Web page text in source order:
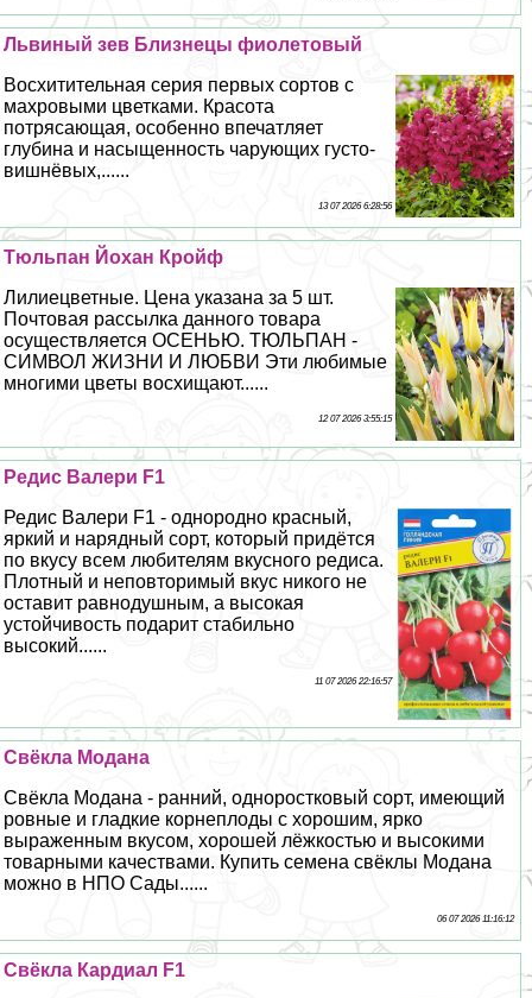
Львиный зев Близнецы фиолетовый
Восхитительная серия первых сортов с
махровыми цветками. Красота
потрясающая, особенно впечатляет
глубина и насыщенность чарующих густо-
вишнёвых,......
13 07 2026 6:28:56
Тюльпан Йохан Кройф
Лилиецветные. Цена указана за 5 шт.
Почтовая рассылка данного товара
осуществляется ОСЕНЬЮ. ТЮЛЬПАН -
СИМВОЛ ЖИЗНИ И ЛЮБВИ Эти любимые
многими цветы восхищают......
12 07 2026 3:55:15
Редис Валери F1
Редис Валери F1 - однородно красный,
яркий и нарядный сорт, который придётся
по вкусу всем любителям вкусного редиса.
Плотный и неповторимый вкус никого не
оставит равнодушным, а высокая
устойчивость подарит стабильно
высокий......
11 07 2026 22:16:57
Свёкла Модана
Свёкла Модана - ранний, одноростковый сорт, имеющий
ровные и гладкие корнеплоды с хорошим, ярко
выраженным вкусом, хорошей лёжкостью и высокими
товарными качествами. Купить семена свёклы Модана
можно в НПО Сады......
06 07 2026 11:16:12
Свёкла Кардиал F1